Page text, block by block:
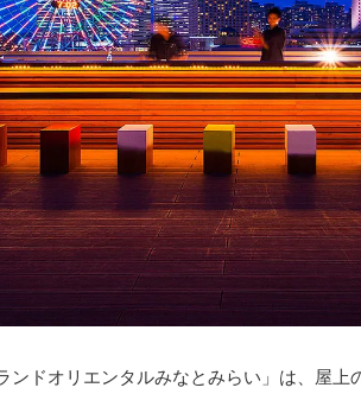
ンドオリエンタルみなとみらい」は、屋上